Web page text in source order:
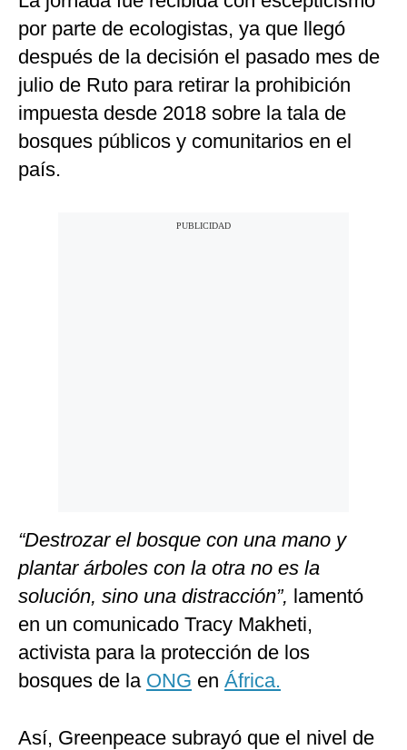
por parte de ecologistas, ya que llegó
después de la decisión el pasado mes de
julio de Ruto para retirar la prohibición
impuesta desde 2018 sobre la tala de
bosques públicos y comunitarios en el
país.
“Destrozar el bosque con una mano y
plantar árboles con la otra no es la
solución, sino una distracción”, lamentó
en un comunicado Tracy Makheti,
activista para la protección de los
bosques de la ONG en África.
Así, Greenpeace subrayó que el nivel de